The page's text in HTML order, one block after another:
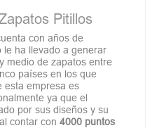
Pitillos
con años de
le ha llevado a generar
medio de zapatos entre
países en los que
esta empresa es
ya que el
por sus diseños y su
contar con 4000 puntos